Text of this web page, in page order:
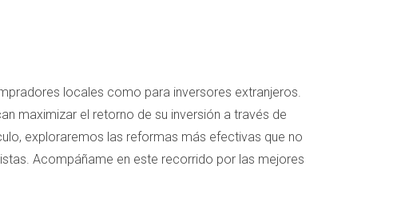
locales como para inversores extranjeros.
maximizar el retorno de su inversión a través de
exploraremos las reformas más efectivas que no
Acompáñame en este recorrido por las mejores